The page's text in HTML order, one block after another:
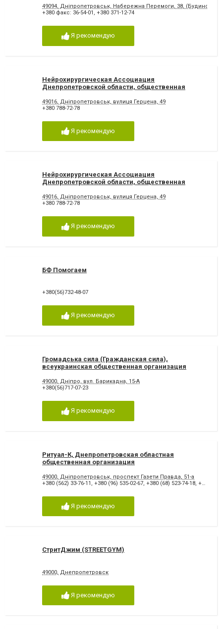
49094, Дніпропетровськ, Набережна Перемоги, 38, (Будинок
+380 факс: 36-54-01 , +380 371-12-74
Я рекомендую
Нейрохирургическая Ассоциация
Днепропетровской области, общественная
49016, Дніпропетровськ, вулиця Герцена, 49
+380 788-72-78
Я рекомендую
Нейрохирургическая Ассоциация
Днепропетровской области, общественная
49016, Дніпропетровськ, вулиця Герцена, 49
+380 788-72-78
Я рекомендую
БФ Помогаем
+380(56)732-48-07
Я рекомендую
Громадська сила (Гражданская сила),
всеукраинская общественная организация
49000, Дніпро, вул. Барикадна, 15-А
+380(56)717-07-23
Я рекомендую
Ритуал-К, Днепропетровская областная
общественная организация
49000, Дніпропетровськ, проспект Газети Правда, 51-а
+380 (562) 33-76-11 , +380 (96) 535-02-67, +380 (68) 523-74-18, +380 (66) 049-82-92
Я рекомендую
СтритДжим (STREETGYM)
49000, Днепропетровск
Я рекомендую